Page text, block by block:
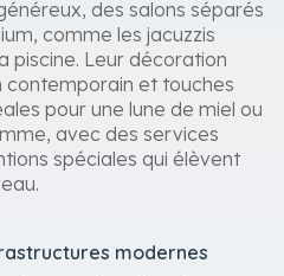
des salons séparés
comme les jacuzzis
piscine. Leur décoration
contemporain et touches
pour une lune de miel ou
avec des services
spéciales qui élèvent
modernes